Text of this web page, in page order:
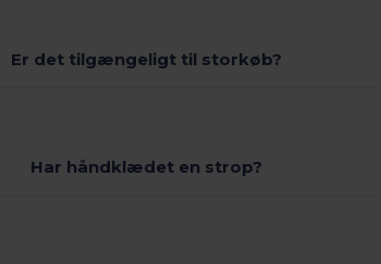
Er det tilgængeligt til storkøb?
Har håndklædet en strop?